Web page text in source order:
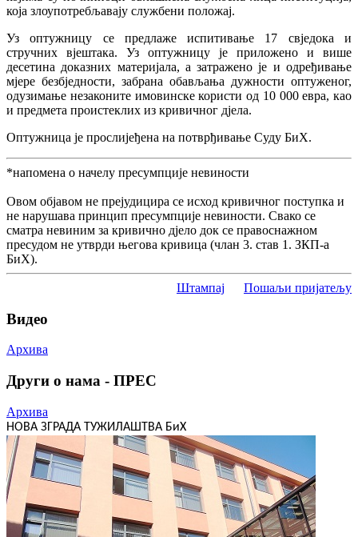
која злоупотребљавају службени положај.
Уз оптужницу се предлаже испитивање 17 свједока и
стручних вјештака. Уз оптужницу је приложено и више
десетина доказних материјала, а затражено је и одређивање
мјере безбједности, забрана обављања дужности оптуженог,
одузимање незаконите имовинске користи од 10 000 евра, као
и предмета проистеклих из кривичног дјела.
Оптужница је прослијеђена на потврђивање Суду БиХ.
*напомена о начелу пресумпције невиности
Овом објавом не прејудицира се исход кривичног поступка и
не нарушава принцип пресумпције невиности. Свако се
сматра невиним за кривично дјело док се правоснажном
пресудом не утврди његова кривица (члан 3. став 1. ЗКП-а
БиХ).
Штампај Пошаљи пријатељу
Видео
Архива
Други о нама - ПРЕС
Архива
НОВА ЗГРАДА ТУЖИЛАШТВА БиХ